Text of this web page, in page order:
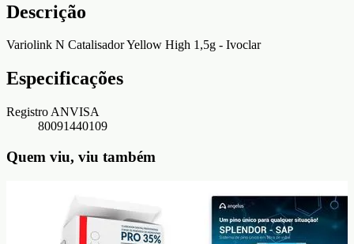
Descrição
Variolink N Catalisador Yellow High 1,5g - Ivoclar
Especificações
Registro ANVISA
80091440109
Quem viu, viu também